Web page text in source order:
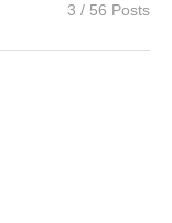
3 / 56 Posts